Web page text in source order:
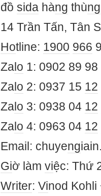
đồ sida hàng thùng
14 Trần Tấn, Tân
Hotline: 1900 966
Za lo 1: 0902 89 98
Za lo 2: 0937 15 12
Za lo 3: 0938 04 12
Za lo 4: 0963 04 12
Email: chuyeng
Giờ làm việc: Thứ
Writer: Vinod Kohli